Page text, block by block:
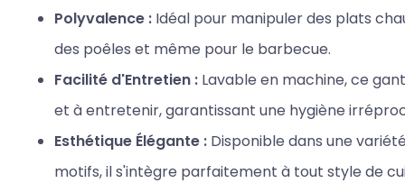
Polyvalence : Idéal pour manipuler des plats
des poêles et même pour le barbecue.
Facilité d'Entretien : Lavable en machine, ce
et à entretenir, garantissant une hygiène
Esthétique Élégante : Disponible dans une
motifs, il s'intègre parfaitement à tout style de